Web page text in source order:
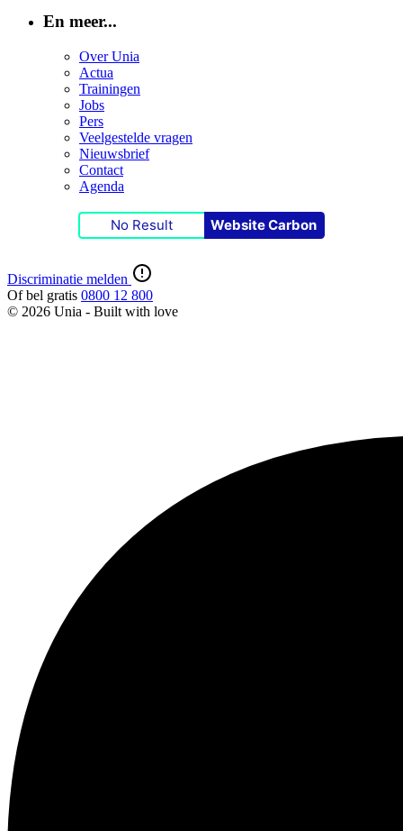
En meer...
Over Unia
Actua
Trainingen
Jobs
Pers
Veelgestelde vragen
Nieuwsbrief
Contact
Agenda
No Result Website Carbon
Discriminatie melden
Of bel gratis 0800 12 800
© 2026 Unia - Built with love